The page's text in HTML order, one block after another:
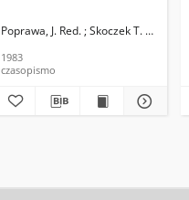
Poprawa, J. Red. ; Skoczek T. Red.
1983
czasopismo